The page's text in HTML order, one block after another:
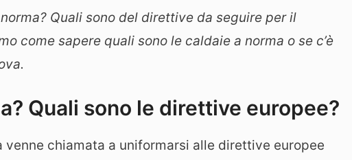
Quali sono del direttive da seguire per il
come sapere quali sono le caldaie a norma o se c’è
Quali sono le direttive europee?
venne chiamata a uniformarsi alle direttive europee